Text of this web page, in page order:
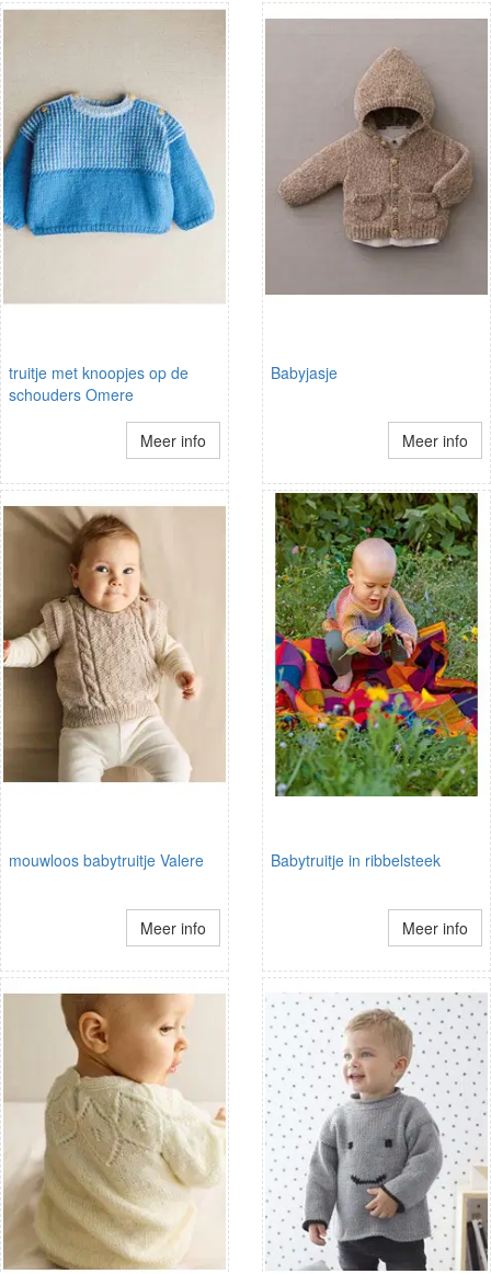
truitje met knoopjes op de
schouders Omere
Meer info
Babyjasje
Meer info
mouwloos babytruitje Valere
Meer info
Babytruitje in ribbelsteek
Meer info